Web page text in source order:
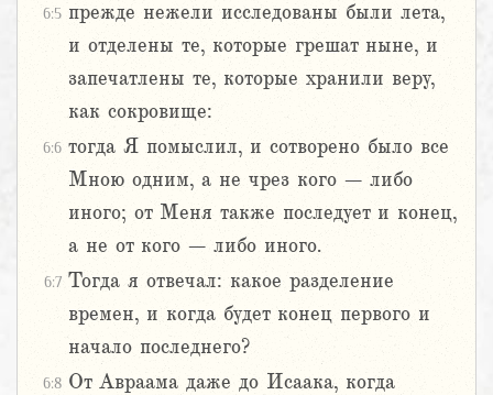
6:5 прежде нежели исследованы были лета,
и отделены те, которые грешат ныне, и
запечатлены те, которые хранили веру,
как сокровище:
6:6 тогда Я помыслил, и сотворено было все
Мною одним, а не чрез кого – либо
иного; от Меня также последует и конец,
а не от кого – либо иного.
6:7 Тогда я отвечал: какое разделение
времен, и когда будет конец первого и
начало последнего?
6:8 От Авраама даже до Исаака, когда